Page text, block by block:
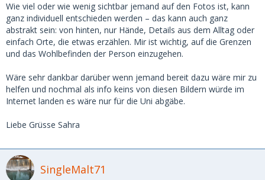
Wie viel oder wie wenig sichtbar jemand auf den Fotos ist, kann
ganz individuell entschieden werden – das kann auch ganz
abstrakt sein: von hinten, nur Hände, Details aus dem Alltag oder
einfach Orte, die etwas erzählen. Mir ist wichtig, auf die Grenzen
und das Wohlbefinden der Person einzugehen.
Wäre sehr dankbar darüber wenn jemand bereit dazu wäre mir zu
helfen und nochmal als info keins von diesen Bildern würde im
Internet landen es wäre nur für die Uni abgäbe.
Liebe Grüsse Sahra
SingleMalt71